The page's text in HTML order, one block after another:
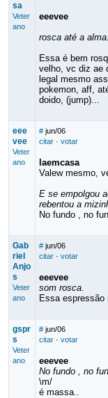
sa
Veter
ano
eeevee
rosca até a alma.
Essa é bem
velho, vc diz ae
legal mesmo
pokemon, aff,
doido, (jump)...
eee
vee
Veter
ano
# jun/06
citar· votar
laemcasa
Valew mesmo,
E se empolgou
rebentou a
No fundo , no
Gab
riel
Anjo
s
Veter
ano
# jun/06
citar· votar
eeevee
som rosca.
Essa espressão
gspr
s
Veter
ano
# jun/06
citar· votar
eeevee
No fundo , no
\m/
é massa..